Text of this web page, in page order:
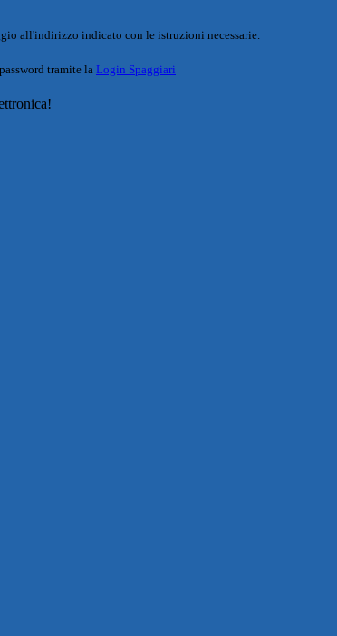
all'indirizzo indicato con le istruzioni necessarie.
tramite la Login Spaggiari